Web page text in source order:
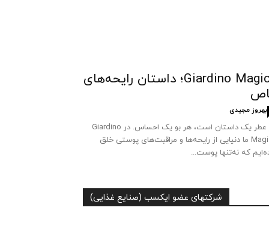
Giardino Magico؛ داستان رایحه‌های
بهروز مجیدی
هر عطر یک داستان است، هر بو یک احساس. در Giardino
Magico ما دنیایی از رایحه‌ها و مراقبت‌های پوستی خلق
که نه‌تنها پوست...
شرکتهای عضو ایکسب (صنایع غذایی)